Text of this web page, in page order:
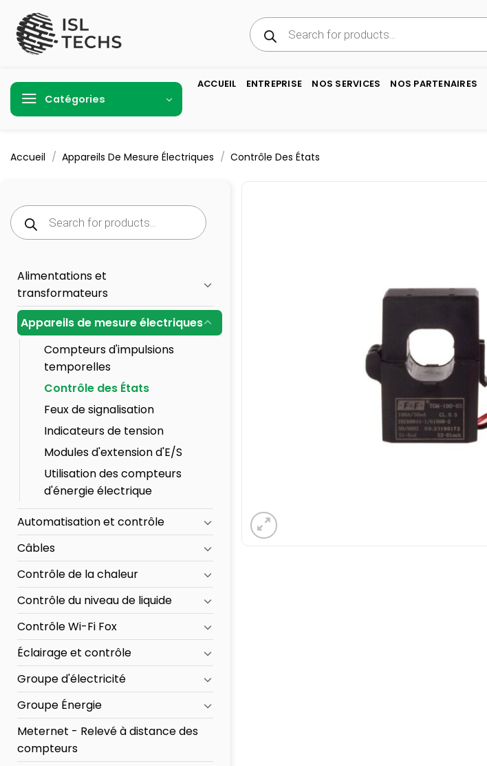
contenu
Recherche
de
produits
Catégories
ACCUEIL ENTREPRISE NOS SERVICES NOS PARTENAIRES
Accueil / Appareils De Mesure Électriques / Contrôle Des États
Recherche
de
produits
Alimentations et
transformateurs
Appareils de mesure électriques
Compteurs d'impulsions
temporelles
Contrôle des États
Feux de signalisation
Indicateurs de tension
Modules d'extension d'E/S
Utilisation des compteurs
d'énergie électrique
Automatisation et contrôle
Câbles
Contrôle de la chaleur
Contrôle du niveau de liquide
Contrôle Wi-Fi Fox
Éclairage et contrôle
Groupe d'électricité
Groupe Énergie
Meternet - Relevé à distance des
compteurs